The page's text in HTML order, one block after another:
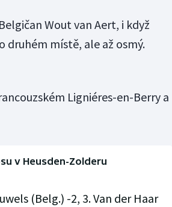
Wout van Aert, i když
druhém místě, ale až osmý.
Ligniéres-en-Berry a
v Heusden-Zolderu
(Belg.) -2, 3. Van der Haar